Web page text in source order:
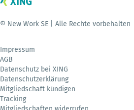
© New Work SE | Alle Rechte vorbehalten
Impressum
AGB
Datenschutz bei XING
Datenschutzerklärung
Mitgliedschaft kündigen
Tracking